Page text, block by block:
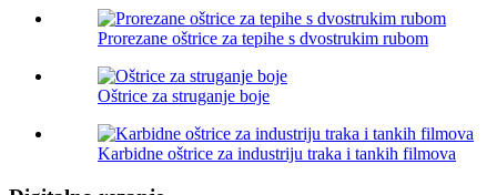
Prorezane oštrice za tepihe s dvostrukim rubom
Oštrice za struganje boje
Karbidne oštrice za industriju traka i tankih filmova